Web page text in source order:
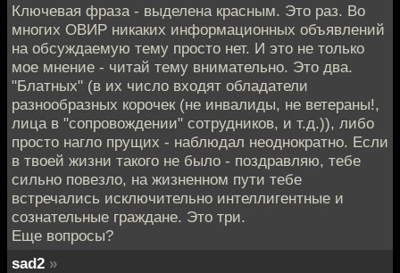
Ключевая фраза - выделена красным. Это раз. Во
многих ОВИР никаких информационных объявлений
на обсуждаемую тему просто нет. И это не только
мое мнение - читай тему внимательно. Это два.
"Блатных" (в их число входят обладатели
разнообразных корочек (не инвалиды, не ветераны!,
лица в "сопровождении" сотрудников, и т.д.)), либо
просто нагло прущих - наблюдал неоднократно. Если
в твоей жизни такого не было - поздравляю, тебе
сильно повезло, на жизненном пути тебе
встречались исключительно интеллигентные и
сознательные граждане. Это три.
Еще вопросы?
sad2 »